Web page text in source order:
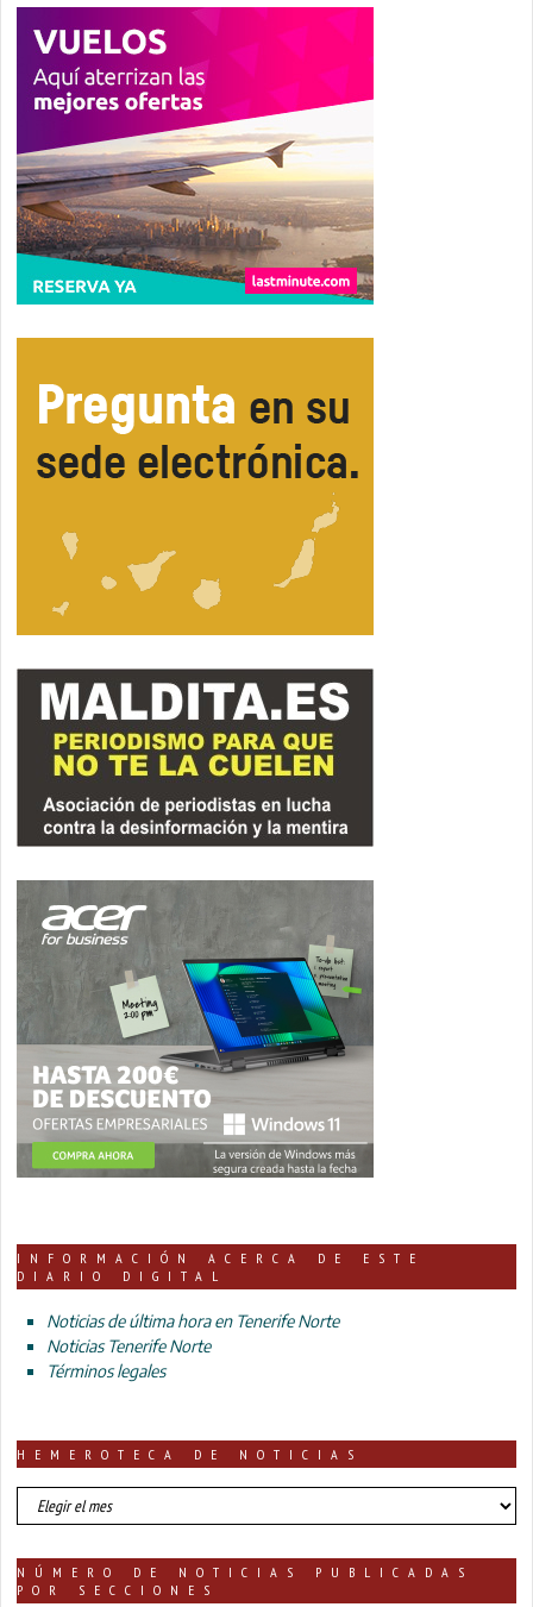
INFORMACIÓN ACERCA DE ESTE
DIARIO DIGITAL
Noticias de última hora en Tenerife Norte
Noticias Tenerife Norte
Términos legales
HEMEROTECA DE NOTICIAS
HEMEROTECA
DE
NÚMERO DE NOTICIAS PUBLICADAS
POR SECCIONES